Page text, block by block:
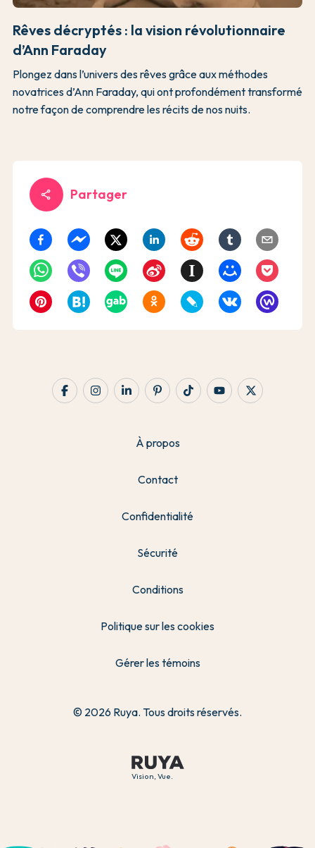
Rêves décryptés : la vision révolutionnaire
d’Ann Faraday
Plongez dans l’univers des rêves grâce aux méthodes
novatrices d’Ann Faraday, qui ont profondément transformé
notre façon de comprendre les récits de nos nuits.
share Partager
Vision, Vue.
À propos
Contact
Confidentialité
Sécurité
Conditions
Politique sur les cookies
Gérer les témoins
© 2026 Ruya. Tous droits réservés.